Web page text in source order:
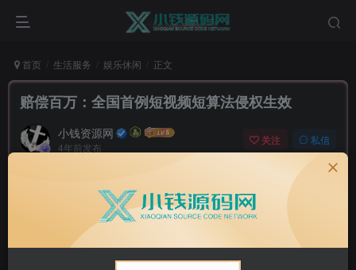
首页 生活服务 娱乐休闲 正文
赔偿百万：全国首例短视频短算法侵权生效
小钱资源网
4年前发布
关注 私信
难怪今年影视号好多人都转型了，原来除了平台打击之外，
还有吃官司的风险。
话说，爱奇艺买了电视剧《老九门》的网络传播权，但其他